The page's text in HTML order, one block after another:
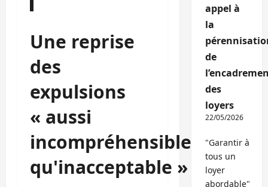
Une reprise
des
expulsions
« aussi
incompréhensible
qu'inacceptable »
appel à
la
de
des
loyers
22/05/2026
"Garantir à
tous un
loyer
abordable"